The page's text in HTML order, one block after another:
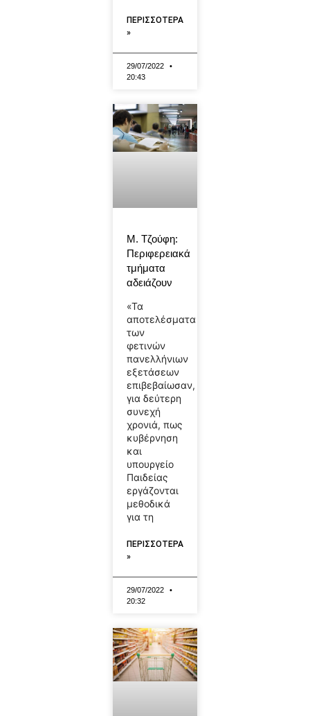
ΠΕΡΙΣΣΟΤΕΡΑ
»
29/07/2022
20:43
Μ. Τζούφη:
Περιφερειακά
τμήματα
αδειάζουν
«Τα
αποτελέσματα
των
φετινών
πανελλήνιων
εξετάσεων
επιβεβαίωσαν,
για δεύτερη
συνεχή
χρονιά, πως
κυβέρνηση
και
υπουργείο
Παιδείας
εργάζονται
μεθοδικά
για τη
ΠΕΡΙΣΣΟΤΕΡΑ
»
29/07/2022
20:32